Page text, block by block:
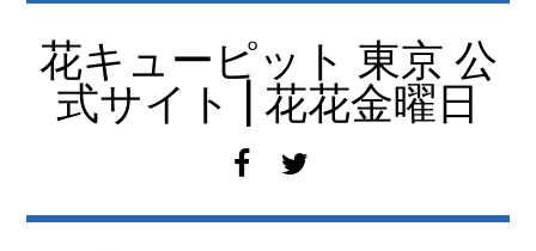
花キューピット 東京 公
式サイト | 花花金曜日
f
c
i